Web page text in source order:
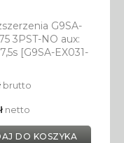
G9SA-
3PST-NO aux:
[G9SA-EX031-
brutto
netto
DO KOSZYKA